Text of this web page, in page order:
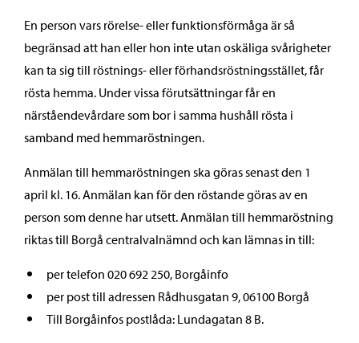
En person vars rörelse- eller funktionsförmåga är så
begränsad att han eller hon inte utan oskäliga svårigheter
kan ta sig till röstnings- eller förhandsröstningsstället, får
rösta hemma. Under vissa förutsättningar får en
närståendevårdare som bor i samma hushåll rösta i
samband med hemmaröstningen.
Anmälan till hemmaröstningen ska göras senast den 1
april kl. 16. Anmälan kan för den röstande göras av en
person som denne har utsett. Anmälan till hemmaröstning
riktas till Borgå centralvalnämnd och kan lämnas in till:
per telefon 020 692 250, Borgåinfo
per post till adressen Rådhusgatan 9, 06100 Borgå
Till Borgåinfos postlåda: Lundagatan 8 B.